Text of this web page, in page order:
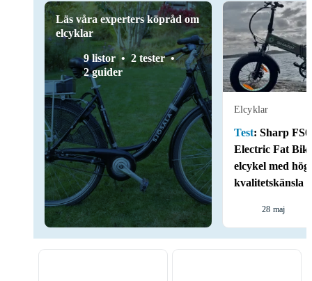
Läs våra experters köpråd om
elcyklar
9 listor
2 tester
2 guider
Elcyklar
Test: Sharp
Electric Fat
elcykel med hög
kvalitetskänsla
28 maj